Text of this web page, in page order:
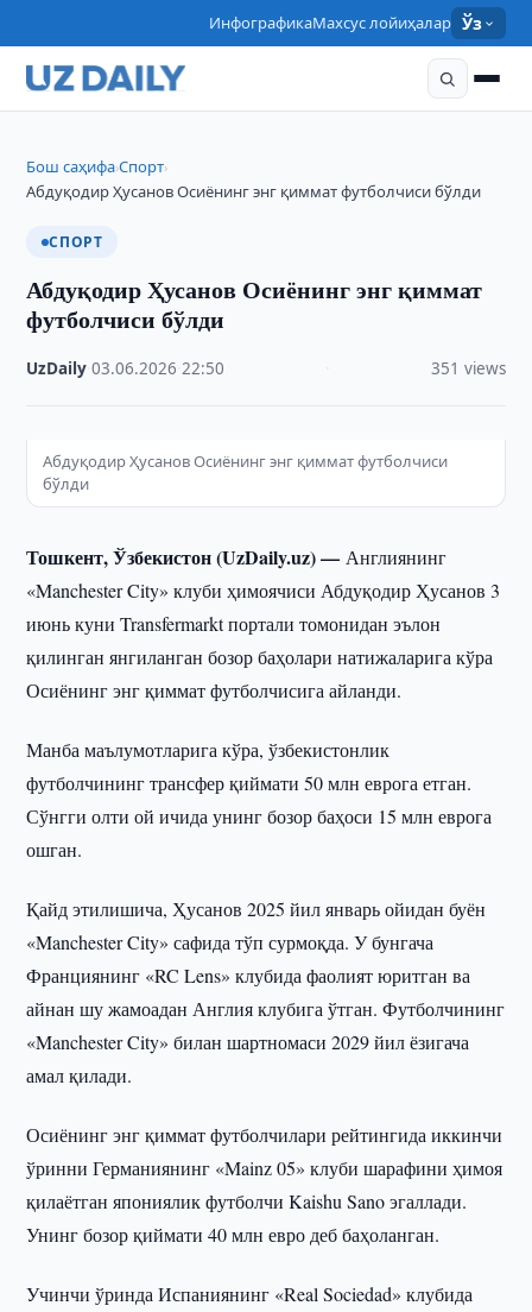
ИнфографикаМахсус лойиҳалар Ўз
Бош саҳифа›Спорт›
Абдуқодир Ҳусанов Осиёнинг энг қиммат футболчиси бўлди
СПОРТ
Абдуқодир Ҳусанов Осиёнинг энг қиммат
футболчиси бўлди
UzDaily ·03.06.2026 ·22:50 351 views
Абдуқодир Ҳусанов Осиёнинг энг қиммат футболчиси
бўлди
Тошкент, Ўзбекистон (UzDaily.uz) —Англиянинг
«Manchester City» клуби ҳимоячиси Абдуқодир Ҳусанов 3
июнь куни Transfermarkt портали томонидан эълон
қилинган янгиланган бозор баҳолари натижаларига кўра
Осиёнинг энг қиммат футболчисига айланди.
Манба маълумотларига кўра, ўзбекистонлик
футболчининг трансфер қиймати 50 млн еврога етган.
Сўнгги олти ой ичида унинг бозор баҳоси 15 млн еврога
ошган.
Қайд этилишича, Ҳусанов 2025 йил январь ойидан буён
«Manchester City» сафида тўп сурмоқда. У бунгача
Франциянинг «RC Lens» клубида фаолият юритган ва
айнан шу жамоадан Англия клубига ўтган. Футболчининг
«Manchester City» билан шартномаси 2029 йил ёзигача
амал қилади.
Осиёнинг энг қиммат футболчилари рейтингида иккинчи
ўринни Германиянинг «Mainz 05» клуби шарафини ҳимоя
қилаётган япониялик футболчи Kaishu Sano эгаллади.
Унинг бозор қиймати 40 млн евро деб баҳоланган.
Учинчи ўринда Испаниянинг «Real Sociedad» клубида